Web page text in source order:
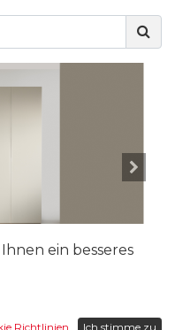
ein besseres
Richtlinien Ich stimme zu